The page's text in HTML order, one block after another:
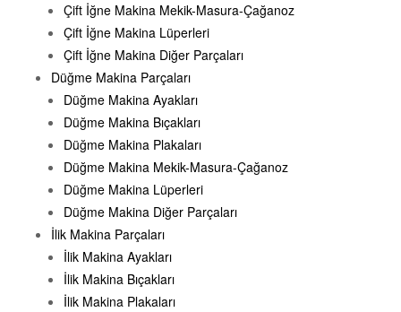
Çift İğne Makina Mekik-Masura-Çağanoz
Çift İğne Makina Lüperleri
Çift İğne Makina Diğer Parçaları
Düğme Makina Parçaları
Düğme Makina Ayakları
Düğme Makina Bıçakları
Düğme Makina Plakaları
Düğme Makina Mekik-Masura-Çağanoz
Düğme Makina Lüperleri
Düğme Makina Diğer Parçaları
İlik Makina Parçaları
İlik Makina Ayakları
İlik Makina Bıçakları
İlik Makina Plakaları